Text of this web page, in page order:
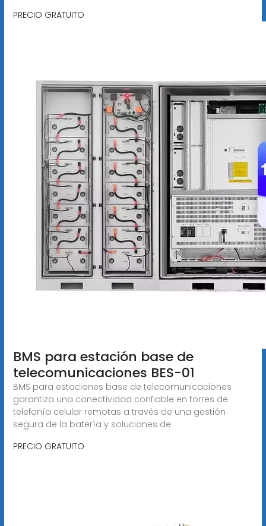
PRECIO GRATUITO
BMS para estación base de
telecomunicaciones BES-01
BMS para estaciones base de telecomunicaciones
garantiza una conectividad confiable en torres de
telefonía celular remotas a través de una gestión
segura de la batería y soluciones de
PRECIO GRATUITO